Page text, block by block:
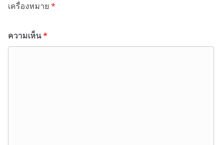
เครื่องหมาย *
ความเห็น*